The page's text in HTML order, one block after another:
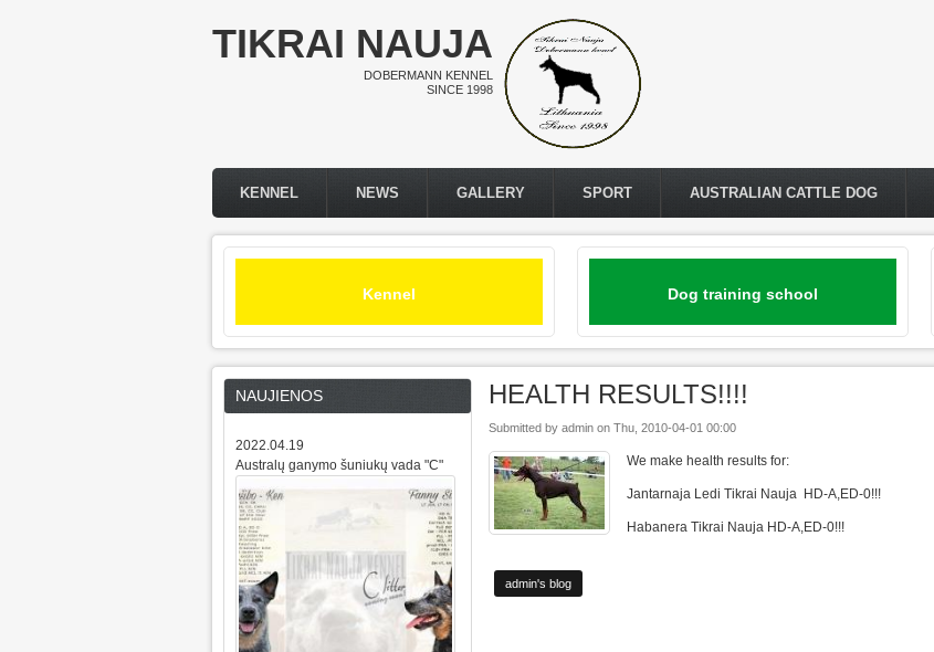
TIKRAI NAUJA
DOBERMANN KENNEL
SINCE 1998
Main menu
KENNEL NEWS GALLERY SPORT AUSTRALIAN CATTLE DOG
Kennel Dog training school
HEALTH RESULTS!!!!
Submitted by admin on Thu, 2010-04-01 00:00
We make health results for:
Jantarnaja Ledi Tikrai Nauja HD-A,ED-0!!!
Habanera Tikrai Nauja HD-A,ED-0!!!
admin's blog
NAUJIENOS
2022.04.19
Australų ganymo šuniukų vada "C"